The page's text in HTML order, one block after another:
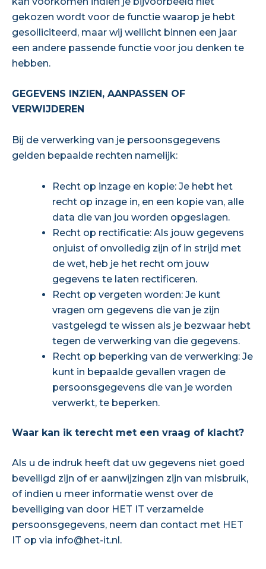
gekozen wordt voor de functie waarop je hebt
gesolliciteerd, maar wij wellicht binnen een jaar
een andere passende functie voor jou denken te
hebben.
GEGEVENS INZIEN, AANPASSEN OF
VERWIJDEREN
Bij de verwerking van je persoonsgegevens
gelden bepaalde rechten namelijk:
Recht op inzage en kopie: Je hebt het
recht op inzage in, en een kopie van, alle
data die van jou worden opgeslagen.
Recht op rectificatie: Als jouw gegevens
onjuist of onvolledig zijn of in strijd met
de wet, heb je het recht om jouw
gegevens te laten rectificeren.
Recht op vergeten worden: Je kunt
vragen om gegevens die van je zijn
vastgelegd te wissen als je bezwaar hebt
tegen de verwerking van die gegevens.
Recht op beperking van de verwerking: Je
kunt in bepaalde gevallen vragen de
persoonsgegevens die van je worden
verwerkt, te beperken.
Waar kan ik terecht met een vraag of klacht?
Als u de indruk heeft dat uw gegevens niet goed
beveiligd zijn of er aanwijzingen zijn van misbruik,
of indien u meer informatie wenst over de
beveiliging van door HET IT verzamelde
persoonsgegevens, neem dan contact met HET
IT op via info@het-it.nl .